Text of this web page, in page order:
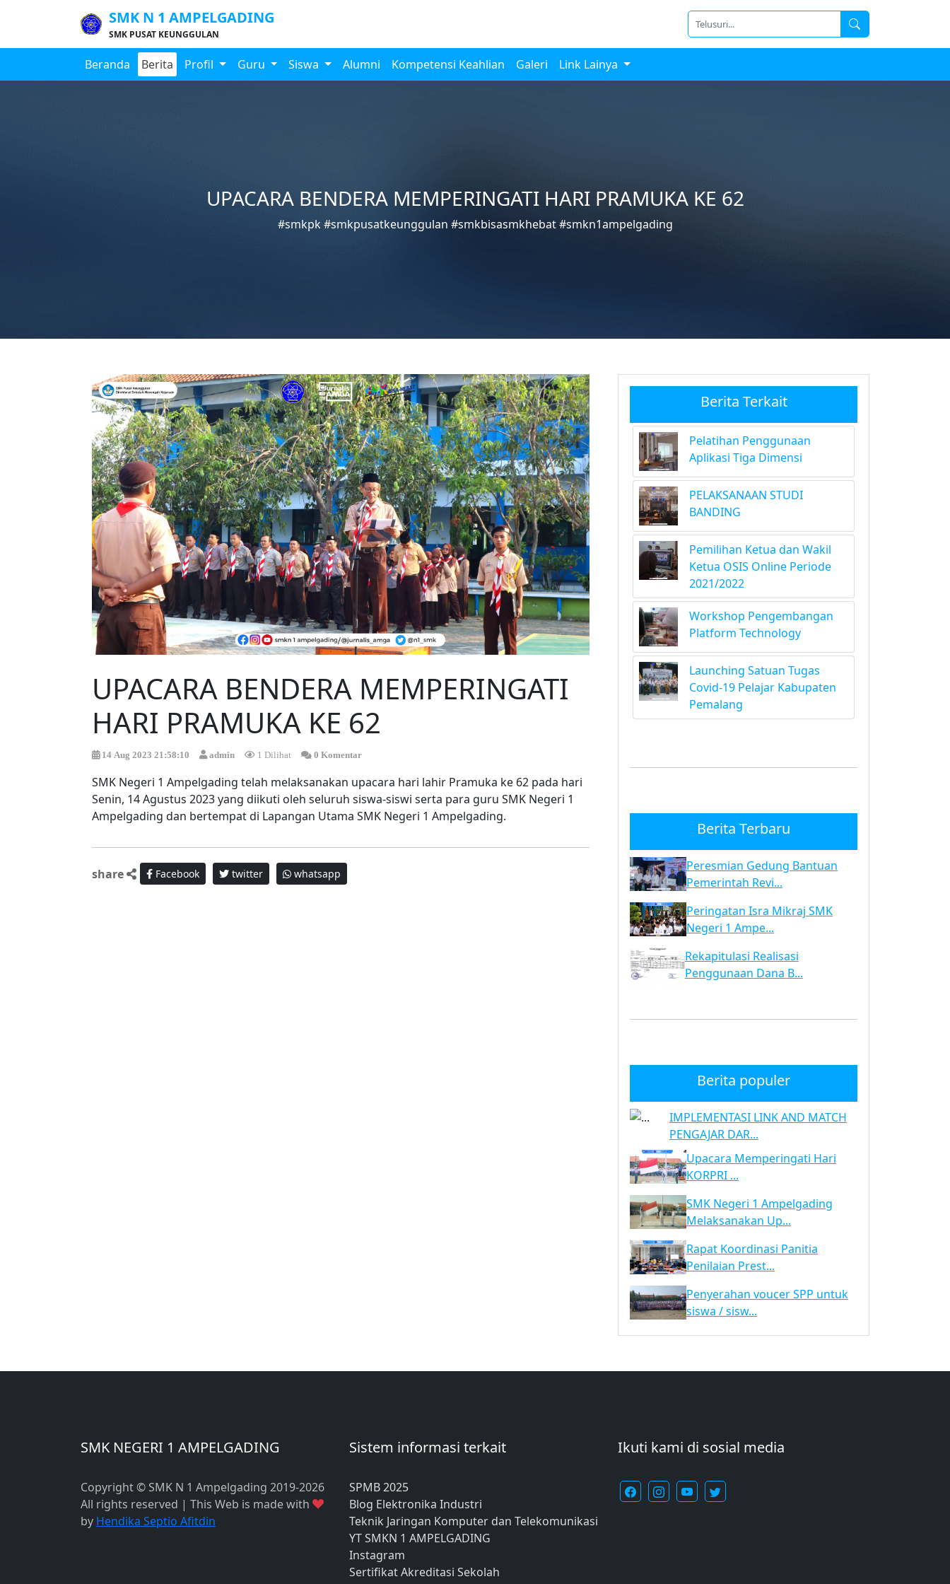
SMK N 1 AMPELGADING
SMK PUSAT KEUNGGULAN
Beranda Berita Profil Guru Siswa Alumni Kompetensi Keahlian Galeri Link Lainya
UPACARA BENDERA MEMPERINGATI HARI PRAMUKA KE 62
#smkpk #smkpusatkeunggulan #smkbisasmkhebat #smkn1ampelgading
UPACARA BENDERA MEMPERINGATI
HARI PRAMUKA KE 62
14 Aug 2023 21:58:10 admin 1 Dilihat 0 Komentar
SMK Negeri 1 Ampelgading telah melaksanakan upacara hari lahir Pramuka ke 62 pada hari
Senin, 14 Agustus 2023 yang diikuti oleh seluruh siswa-siswi serta para guru SMK Negeri 1
Ampelgading dan bertempat di Lapangan Utama SMK Negeri 1 Ampelgading.
share Facebook twitter whatsapp
Berita Terkait
Pelatihan Penggunaan
Aplikasi Tiga Dimensi
PELAKSANAAN STUDI
BANDING
Pemilihan Ketua dan Wakil
Ketua OSIS Online Periode
2021/2022
Workshop Pengembangan
Platform Technology
Launching Satuan Tugas
Covid-19 Pelajar Kabupaten
Pemalang
Berita Terbaru
Peresmian Gedung Bantuan
Pemerintah Revi...
Peringatan Isra Mikraj SMK
Negeri 1 Ampe...
Rekapitulasi Realisasi
Penggunaan Dana B...
Berita populer
IMPLEMENTASI LINK AND MATCH
PENGAJAR DAR...
Upacara Memperingati Hari
KORPRI ...
SMK Negeri 1 Ampelgading
Melaksanakan Up...
Rapat Koordinasi Panitia
Penilaian Prest...
Penyerahan voucer SPP untuk
siswa / sisw...
SMK NEGERI 1 AMPELGADING
Copyright © SMK N 1 Ampelgading 2019-2026
All rights reserved | This Web is made with
by Hendika Septio Afitdin
Sistem informasi terkait
SPMB 2025
Blog Elektronika Industri
Teknik Jaringan Komputer dan Telekomunikasi
YT SMKN 1 AMPELGADING
Instagram
Sertifikat Akreditasi Sekolah
Ikuti kami di sosial media